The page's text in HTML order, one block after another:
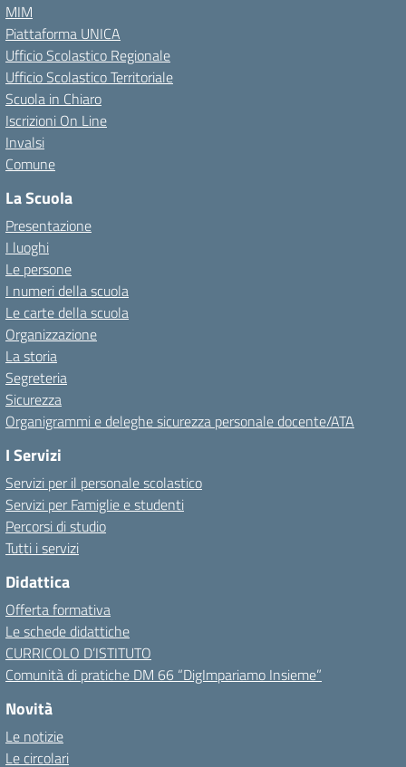
MIM
Piattaforma UNICA
Ufficio Scolastico Regionale
Ufficio Scolastico Territoriale
Scuola in Chiaro
Iscrizioni On Line
Invalsi
Comune
La Scuola
Presentazione
I luoghi
Le persone
I numeri della scuola
Le carte della scuola
Organizzazione
La storia
Segreteria
Sicurezza
Organigrammi e deleghe sicurezza personale docente/ATA
I Servizi
Servizi per il personale scolastico
Servizi per Famiglie e studenti
Percorsi di studio
Tutti i servizi
Didattica
Offerta formativa
Le schede didattiche
CURRICOLO D’ISTITUTO
Comunità di pratiche DM 66 “DigImpariamo Insieme”
Novità
Le notizie
Le circolari